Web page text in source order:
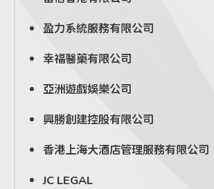
盈力系統服務有限公司
幸福醫藥有限公司
亞洲遊戲娛樂公司
興勝創建控股有限公司
香港上海大酒店管理服務有限公司
JC LEGAL